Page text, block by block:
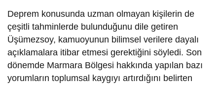
Deprem konusunda uzman olmayan kişilerin de
çeşitli tahminlerde bulunduğunu dile getiren
Üşümezsoy, kamuoyunun bilimsel verilere dayalı
açıklamalara itibar etmesi gerektiğini söyledi. Son
dönemde Marmara Bölgesi hakkında yapılan bazı
yorumların toplumsal kaygıyı artırdığını belirten